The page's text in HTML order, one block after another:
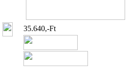
35.640,-Ft